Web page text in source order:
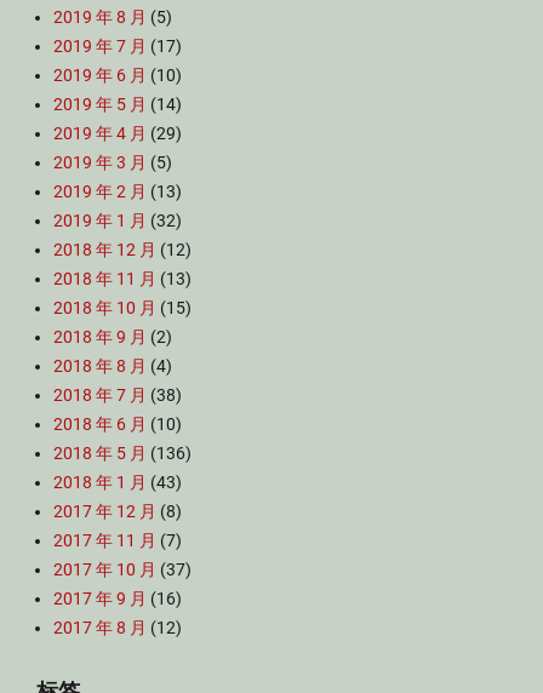
2019 年 8 月 (5)
2019 年 7 月 (17)
2019 年 6 月 (10)
2019 年 5 月 (14)
2019 年 4 月 (29)
2019 年 3 月 (5)
2019 年 2 月 (13)
2019 年 1 月 (32)
2018 年 12 月 (12)
2018 年 11 月 (13)
2018 年 10 月 (15)
2018 年 9 月 (2)
2018 年 8 月 (4)
2018 年 7 月 (38)
2018 年 6 月 (10)
2018 年 5 月 (136)
2018 年 1 月 (43)
2017 年 12 月 (8)
2017 年 11 月 (7)
2017 年 10 月 (37)
2017 年 9 月 (16)
2017 年 8 月 (12)